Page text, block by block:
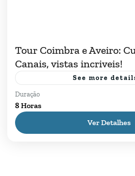
Tour Coimbra e Aveiro:
Canais, vistas incriveis!
See more
Descubra um dia diferente
com o nosso Tour Coimbra e
mais antiga universidade da
Duração
8 Horas
Ver Detalhes